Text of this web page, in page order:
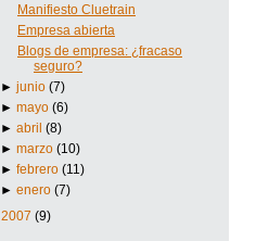
Manifiesto Cluetrain
Empresa abierta
Blogs de empresa: ¿fracaso
seguro?
►junio(7)
►mayo(6)
►abril(8)
►marzo(10)
►febrero(11)
►enero(7)
2007 (9)